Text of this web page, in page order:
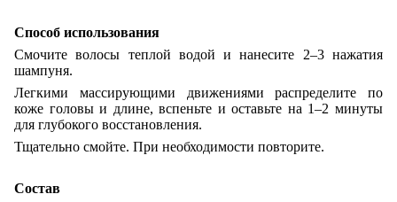
Способ использования
Смочите волосы теплой водой и нанесите 2–3 нажатия
шампуня.
Легкими массирующими движениями распределите по
коже головы и длине, вспеньте и оставьте на 1–2 минуты
для глубокого восстановления.
Тщательно смойте. При необходимости повторите.
Состав